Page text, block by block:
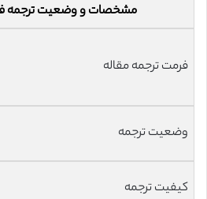
مشخصات و وضعیت ترجمه
فرمت ترجمه مقاله
وضعیت ترجمه
کیفیت ترجمه